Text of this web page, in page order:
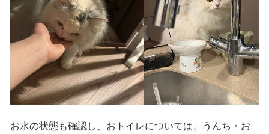
お水の状態も確認し、おトイレについては、うんち・お